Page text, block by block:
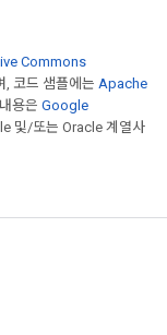
Commons
, 코드 샘플에는 Apache
용은 Google
및/또는 Oracle 계열사